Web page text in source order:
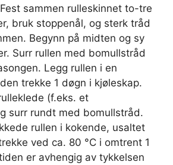
sammen rulleskinnet to-tre
bruk stoppenål, og sterk tråd
Begynn på midten og sy
Surr rullen med bomullstråd
Legg rullen i en
trekke 1 døgn i kjøleskap.
(f.eks. et
surr rundt med bomullstråd.
rullen i kokende, usaltet
ved ca. 80 °C i omtrent 1
er avhengig av tykkelsen